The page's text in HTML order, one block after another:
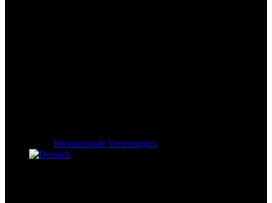
Internationale Vertretungen